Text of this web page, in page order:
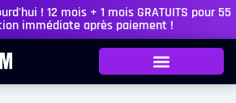
! 12 mois + 1 mois GRATUITS pour 55
immédiate après paiement !